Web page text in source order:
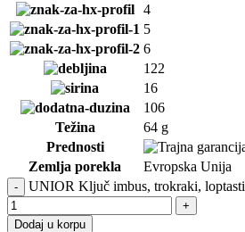
4
5
6
122
16
106
Težina
64 g
Prednosti
Zemlja porekla
Evropska Unija
UNIOR Ključ imbus, trokraki,
Dodaj u korpu